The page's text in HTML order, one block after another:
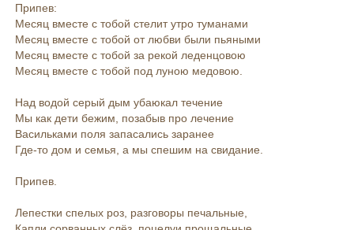
Припев:
Месяц вместе с тобой стелит утро туманами
Месяц вместе с тобой от любви были пьяными
Месяц вместе с тобой за рекой леденцовою
Месяц вместе с тобой под луною медовою.
Над водой серый дым убаюкал течение
Мы как дети бежим, позабыв про лечение
Васильками поля запасались заранее
Где-то дом и семья, а мы спешим на свидание.
Припев.
Лепестки спелых роз, разговоры печальные,